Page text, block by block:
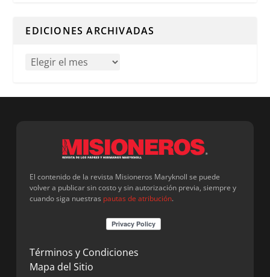
EDICIONES ARCHIVADAS
El contenido de la revista Misioneros Maryknoll se puede
volver a publicar sin costo y sin autorización previa, siempre y
cuando siga nuestras pautas de atribución.
Términos y Condiciones
Mapa del Sitio